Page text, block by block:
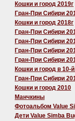
Кошки и город 2019г
Гран-При Сибири
Кошки и город 2018г
Гран-При Сибири
Гран-При Сибири
Гран-При Сибири
Гран-При Сибири
Кошки и город в 10-
Гран-При Сибири
Кошки и город 2010
Манчкины
Фотоальбом Value
Дети Value Simba